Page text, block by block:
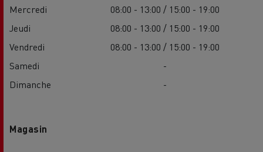
Mercredi
08:00 - 13:00 / 15:00 - 19:00
Jeudi
08:00 - 13:00 / 15:00 - 19:00
Vendredi
08:00 - 13:00 / 15:00 - 19:00
Samedi
-
Dimanche
-
Magasin